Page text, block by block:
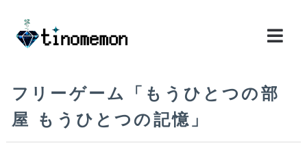
フリーゲーム「もうひとつの部
屋 もうひとつの記憶」